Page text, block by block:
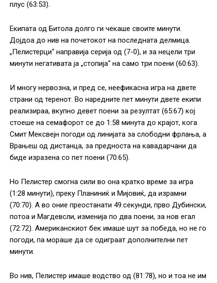
плус (63:53).
Екипата од Битола долго ги чекаше своите минути.
Дојдоа до нив на почетокот на последната делмица.
„Пелистерци“ направија серија од (7-0), и за нецели три
минути негативата ја „стопија“ на само три поени (60:63).
И многу нервозна, и пред се, неефикасна игра на двете
страни од теренот. Во наредните пет минути двете екипи
реализираа, вкупно девет поени за резултат (65:67) кој
стоеше на семафорот се до 1:58 минута до крајот, кога
Смит Мексвејн погоди од линијата за слободни фрлања, а
Врањеш од дистанца, за предноста на кавадарчани да
биде изразена со пет поени (70:65).
Но Пелистер смогна сили во она кратко време за игра
(1:28 минути), преку Планиниќ и Мијовиќ, да израмни
(70:70). А во оние преостанати 49.секунди, прво Дубински,
потоа и Магдевсли, изменија по два поени, за нов егал
(72:72). Американскиот бек имаше шут за победа, но не го
погоди, па мораше да се одиграат дополнителни пет
минути.
Во нив, Пелистер имаше водство од (81:78), но и тоа не им